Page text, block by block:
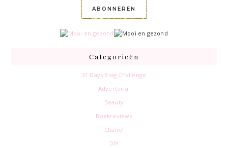
ABONNEREN
Categorieën
31 Days Blog Challenge
Advertorial
Beauty
Boekreviews
Chanel
DIY